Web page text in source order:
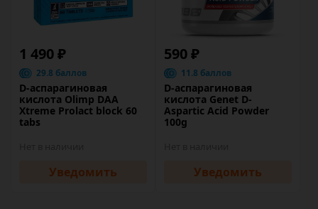
1 490 ₽
29.8 баллов
D-аспарагиновая
кислота Olimp DAA
Xtreme Prolact block 60
tabs
Уведомить
590 ₽
11.8 баллов
D-аспарагиновая
кислота Genet D-
Aspartic Acid Powder
100g
Уведомить